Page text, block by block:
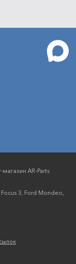
AR-Parts
3, Ford Mondeo,